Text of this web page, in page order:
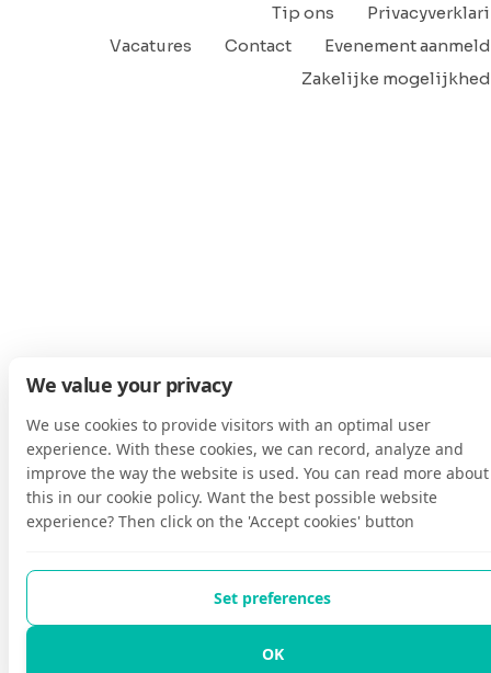
Tip ons
Evenement
Contact
Vacatures
Zakelijke
We value your privacy
We use cookies to provide visitors with an optimal user
experience. With these cookies, we can record, analyze and
improve the way the website is used. You can read more about
this in our cookie policy. Want the best possible website
experience? Then click on the 'Accept cookies' button
Set preferences
OK